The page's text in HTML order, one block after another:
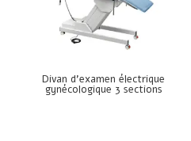
Divan d’examen électrique
gynécologique 3 sections